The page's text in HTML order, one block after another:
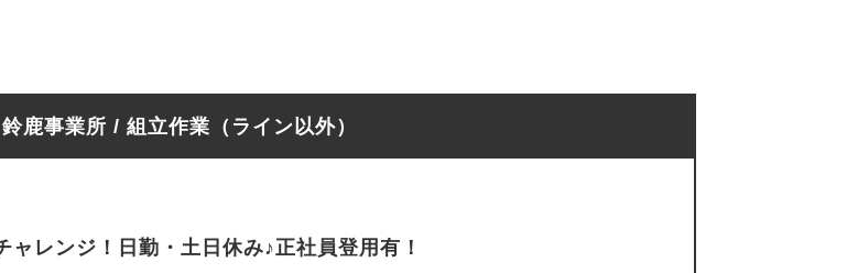
鹿事業所 / 組立作業（ライン以外）
ャレンジ！日勤・土日休み♪正社員登用有！